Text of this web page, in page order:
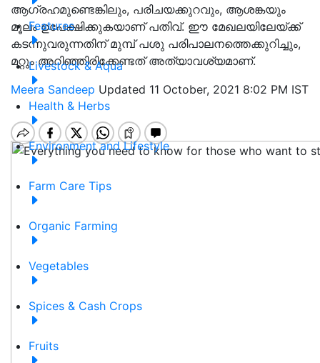
Features
Livestock & Aqua
Health & Herbs
Environment and Lifestyle
Farm Care Tips
Organic Farming
Vegetables
Spices & Cash Crops
Fruits
ആഗ്രഹമുണ്ടെങ്കിലും, പരിചയക്കുറവും, ആശങ്കയും
മൂലം ഉപേക്ഷിക്കുകയാണ് പതിവ്. ഈ മേഖലയിലേയ്ക്ക്
കടന്നുവരുന്നതിന് മുമ്പ് പശു പരിപാലനത്തെക്കുറിച്ചും,
മറ്റും അറിഞ്ഞിരിക്കേണ്ടത് അത്യാവശ്യമാണ്.
Meera Sandeep Updated 11 October, 2021 8:02 PM IST